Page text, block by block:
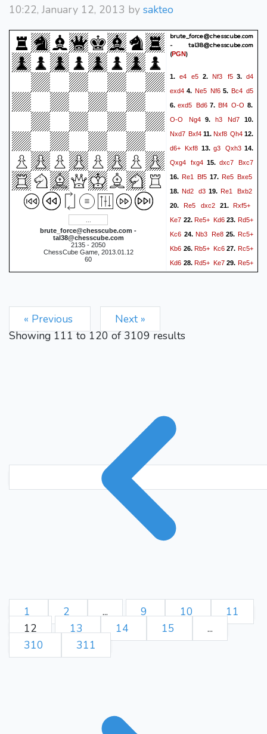
1-0
10:22, January 12, 2013 by sakteo
brute_force@chesscube.com -
tal38@chesscube.com
2135 - 2050
ChessCube Game, 2013.01.12
60
brute_force@chesscube.com
- tal38@chesscube.com
(PGN)
1. e4 e5 2. Nf3 f53.d4
exd4 4. Ne5 Nf6 5. Bc4 d5
6.exd5 Bd67. Bf4 O-O 8.
O-O
Ng49. h3 Nd7 10.
Nxd7 Bxf4 11. Nxf8 Qh4 12.
d6+
Kxf8 13.g3 Qxh314.
Qxg4
fxg4 15. dxc7 Bxc7
16. Re1 Bf5 17. Re5 Bxe5
18.Nd2 d319.Re1 Bxb2
20. Re5 dxc2 21.Rxf5+
Ke7 22.Re5+ Kd623.Rd5+
Kc6 24.Nb3 Re825.Rc5+
Kb6 26.Rb5+ Kc627.Rc5+
Kd6 28.Rd5+ Ke729.Re5+
« Previous
Next »
Showing111to120of3109results
1 2 ... 9 10
11
12
13 14 15
...
310
311